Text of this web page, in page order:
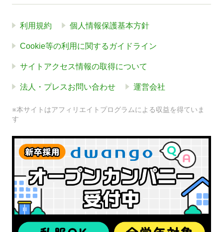
利用規約 個人情報保護基本方針
Cookie等の利用に関するガイドライン
サイトアクセス情報の取得について
法人・プレスお問い合わせ 運営会社
※本サイトはアフィリエイトプログラムによる収益を得ていま
す